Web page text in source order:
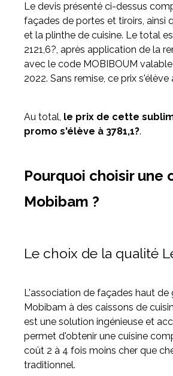
Le devis présenté ci-dessus
façades de portes et tiroirs, ainsi
et la plinthe de cuisine. Le total
2121,6?, après application de la
avec le code MOBIBOUM
2022. Sans remise, ce prix s'élève
Au total, le prix de cette
promo s'élève à 3781,1?.
Pourquoi choisir une
Mobibam ?
Le choix de la qualité
L'association de façades haut de
Mobibam à des caissons de
est une solution ingénieuse et
permet d'obtenir une cuisine
coût 2 à 4 fois moins cher que
traditionnel.